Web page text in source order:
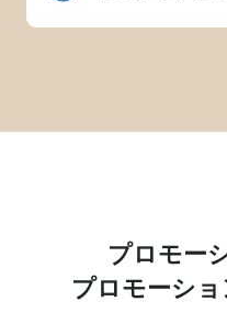
プロモー
プロモーシ